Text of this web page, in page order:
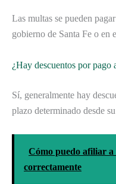
Las multas se pueden
gobierno de Santa Fe o en
¿Hay descuentos por pago
Sí, generalmente hay
plazo determinado desde
Cómo puedo afiliar
correctamente